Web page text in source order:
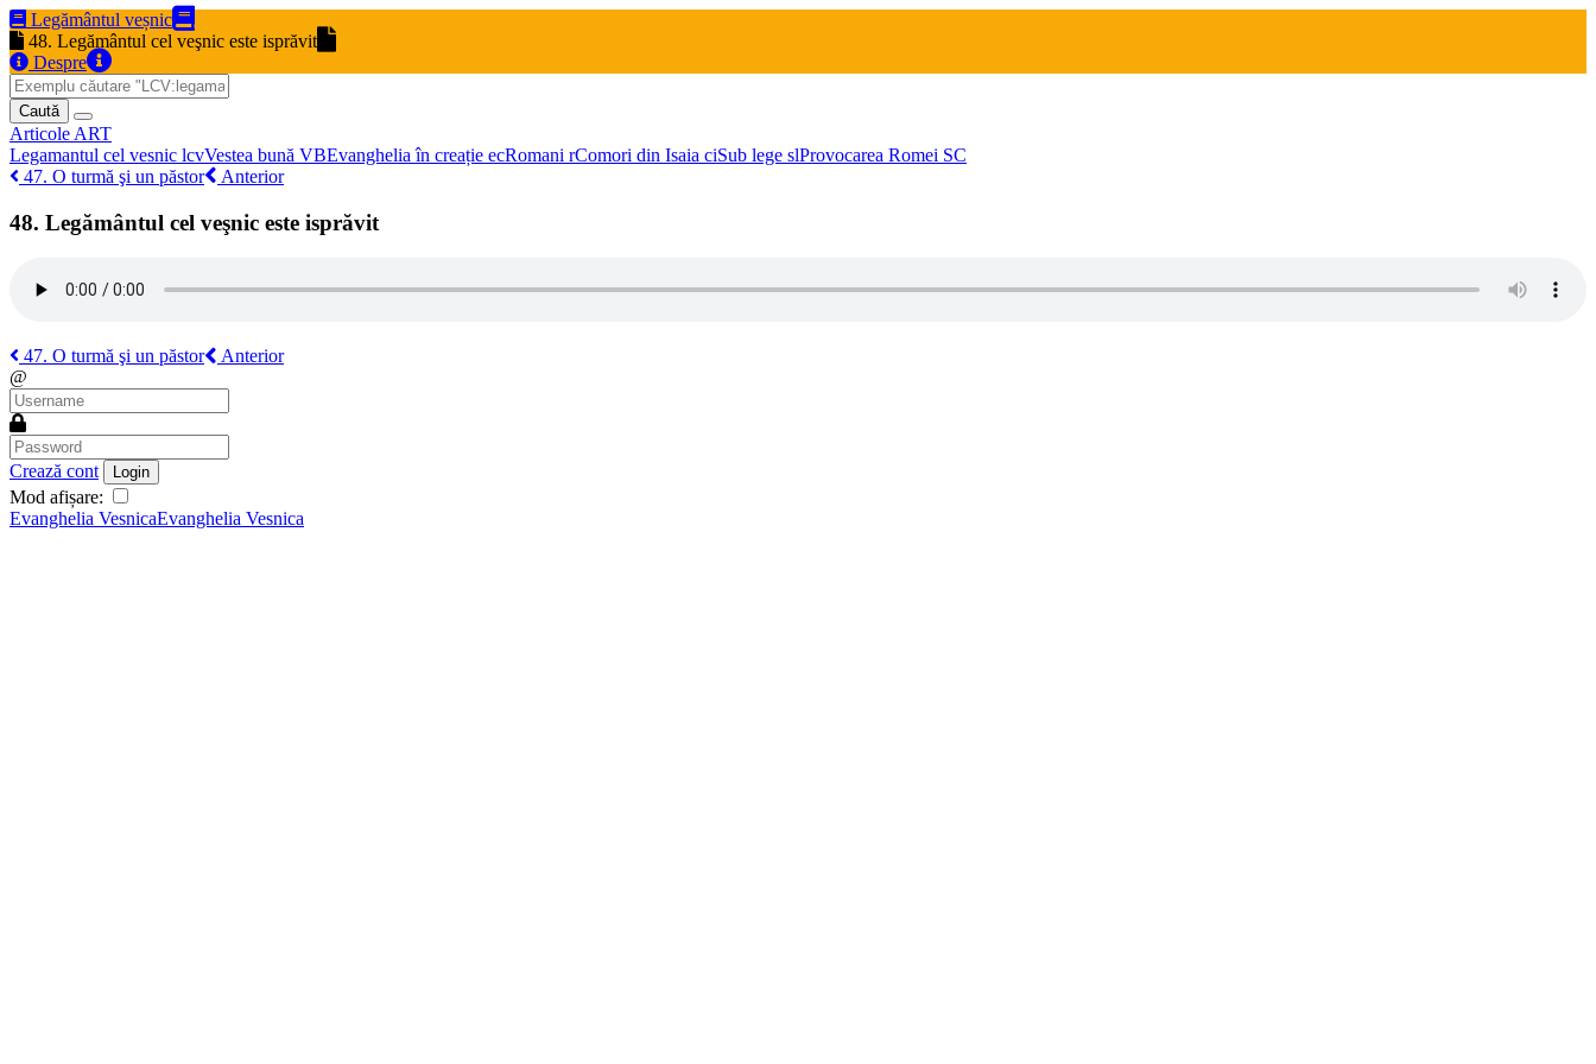
Legământul veșnic
48. Legământul cel veşnic este isprăvit
Despre
Caută
Articole ART
Legamantul cel vesnic lcvVestea bună VBEvanghelia în creație ecRomani rComori din Isaia ciSub lege slProvocarea Romei SC
47. O turmă şi un păstor
Anterior
48. Legământul cel veşnic este isprăvit
47. O turmă şi un păstor
Anterior
@
Crează cont Login
Mod afișare:
Evanghelia VesnicaEvanghelia Vesnica